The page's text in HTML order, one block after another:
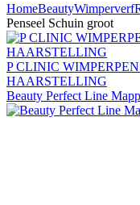
HomeBeautyWimperverf
Penseel Schuin groot
P CLINIC
HAARSTELLING
Beauty Perfect Line